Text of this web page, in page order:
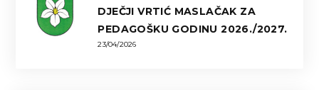
DJEČJI VRTIĆ MASLAČAK ZA
PEDAGOŠKU GODINU 2026./2027.
23/04/2026